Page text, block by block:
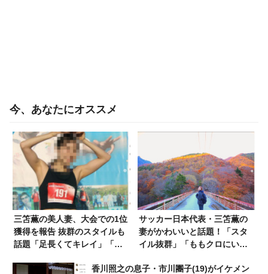
今、あなたにオススメ
三笘薫の美人妻、大会での1位
獲得を報告 抜群のスタイルも
話題「足長くてキレイ」「か
サッカー日本代表・三笘薫の
妻がかわいいと話題！「スタ
イル抜群」「ももクロにいそ
香川照之の息子・市川團子(19)がイケメン